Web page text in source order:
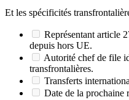
Et les spécificités
Représentant article
depuis hors UE.
Autorité chef de file
transfrontalières.
Transferts
Date de la prochaine